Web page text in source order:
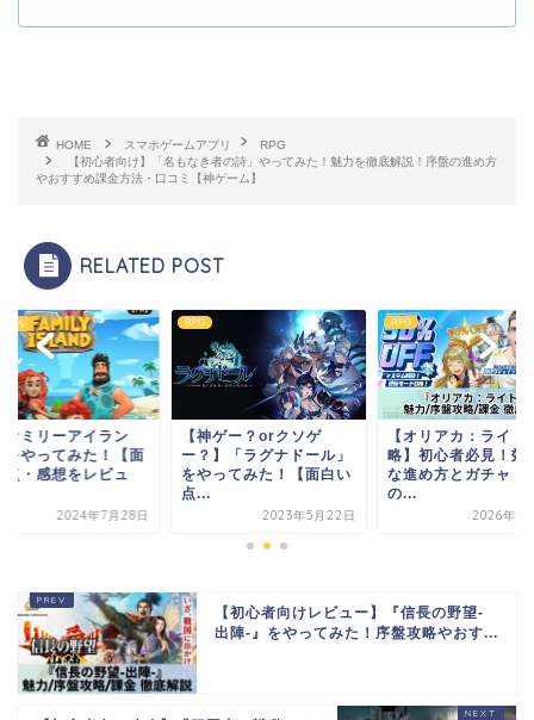
HOME スマホゲームアプリ
RPG
【初心者向け】「名もなき者の詩」やってみた！魅力を徹底解説！序盤の進め方
やおすすめ課金方法・口コミ【神ゲーム】
RELATED POST
アル
ァミリーアイラン
をやってみた！【面
点・感想をレビュ
2024年7月28日
RPG
【神ゲー？orクソゲ
ー？】「ラグナドール」
をやってみた！【面白い
点...
2023年5月22日
RPG
【オリアカ：ライト
略】初心者必見！効
な進め方とガチャ・
の...
2026年4
【初心者向けレビュー】『信長の野望-
出陣-』をやってみた！序盤攻略やおす...